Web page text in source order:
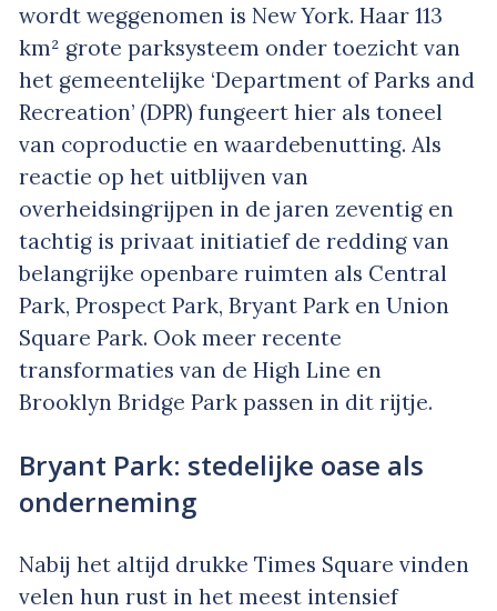
wordt weggenomen is New York. Haar 113
km² grote parksysteem onder toezicht van
het gemeentelijke ‘Department of Parks and
Recreation’ (DPR) fungeert hier als toneel
van coproductie en waardebenutting. Als
reactie op het uitblijven van
overheidsingrijpen in de jaren zeventig en
tachtig is privaat initiatief de redding van
belangrijke openbare ruimten als Central
Park, Prospect Park, Bryant Park en Union
Square Park. Ook meer recente
transformaties van de High Line en
Brooklyn Bridge Park passen in dit rijtje.
Bryant Park: stedelijke oase als
onderneming
Nabij het altijd drukke Times Square vinden
velen hun rust in het meest intensief